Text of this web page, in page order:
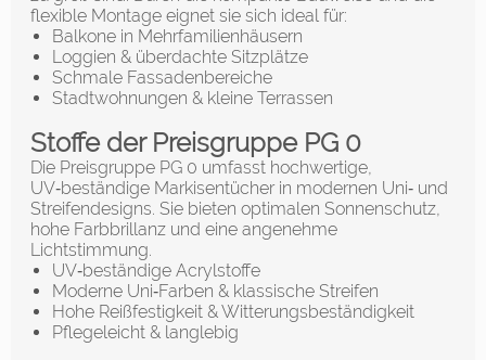
flexible Montage eignet sie sich ideal für:
Balkone in Mehrfamilienhäusern
Loggien & überdachte Sitzplätze
Schmale Fassadenbereiche
Stadtwohnungen & kleine Terrassen
Stoffe der Preisgruppe PG 0
Die Preisgruppe PG 0 umfasst hochwertige,
UV‑beständige Markisentücher in modernen Uni‑ und
Streifendesigns. Sie bieten optimalen Sonnenschutz,
hohe Farbbrillanz und eine angenehme
Lichtstimmung.
UV‑beständige Acrylstoffe
Moderne Uni‑Farben & klassische Streifen
Hohe Reißfestigkeit & Witterungsbeständigkeit
Pflegeleicht & langlebig